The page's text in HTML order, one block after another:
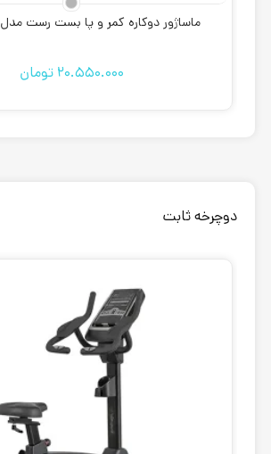
ماساژور دوکاره کمر و پا بست رست مدل MX-RF01
20.550.000 تومان
دوچرخه ثابت